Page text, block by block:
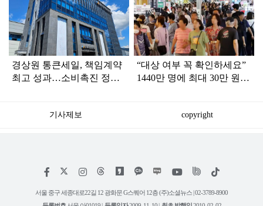
인
경상원 통큰세일, 책임계약
최고 성과…소비촉진 정책
“대상 여부 꼭 확인하세요”
1440만 명에 최대 30만 원
기사제보 copyright
페
스
인
타
위
트
틱
서울 중구 세종대로22길 12 광화문 G스퀘어 12층 (주)소셜뉴스 | 02-3789-8900